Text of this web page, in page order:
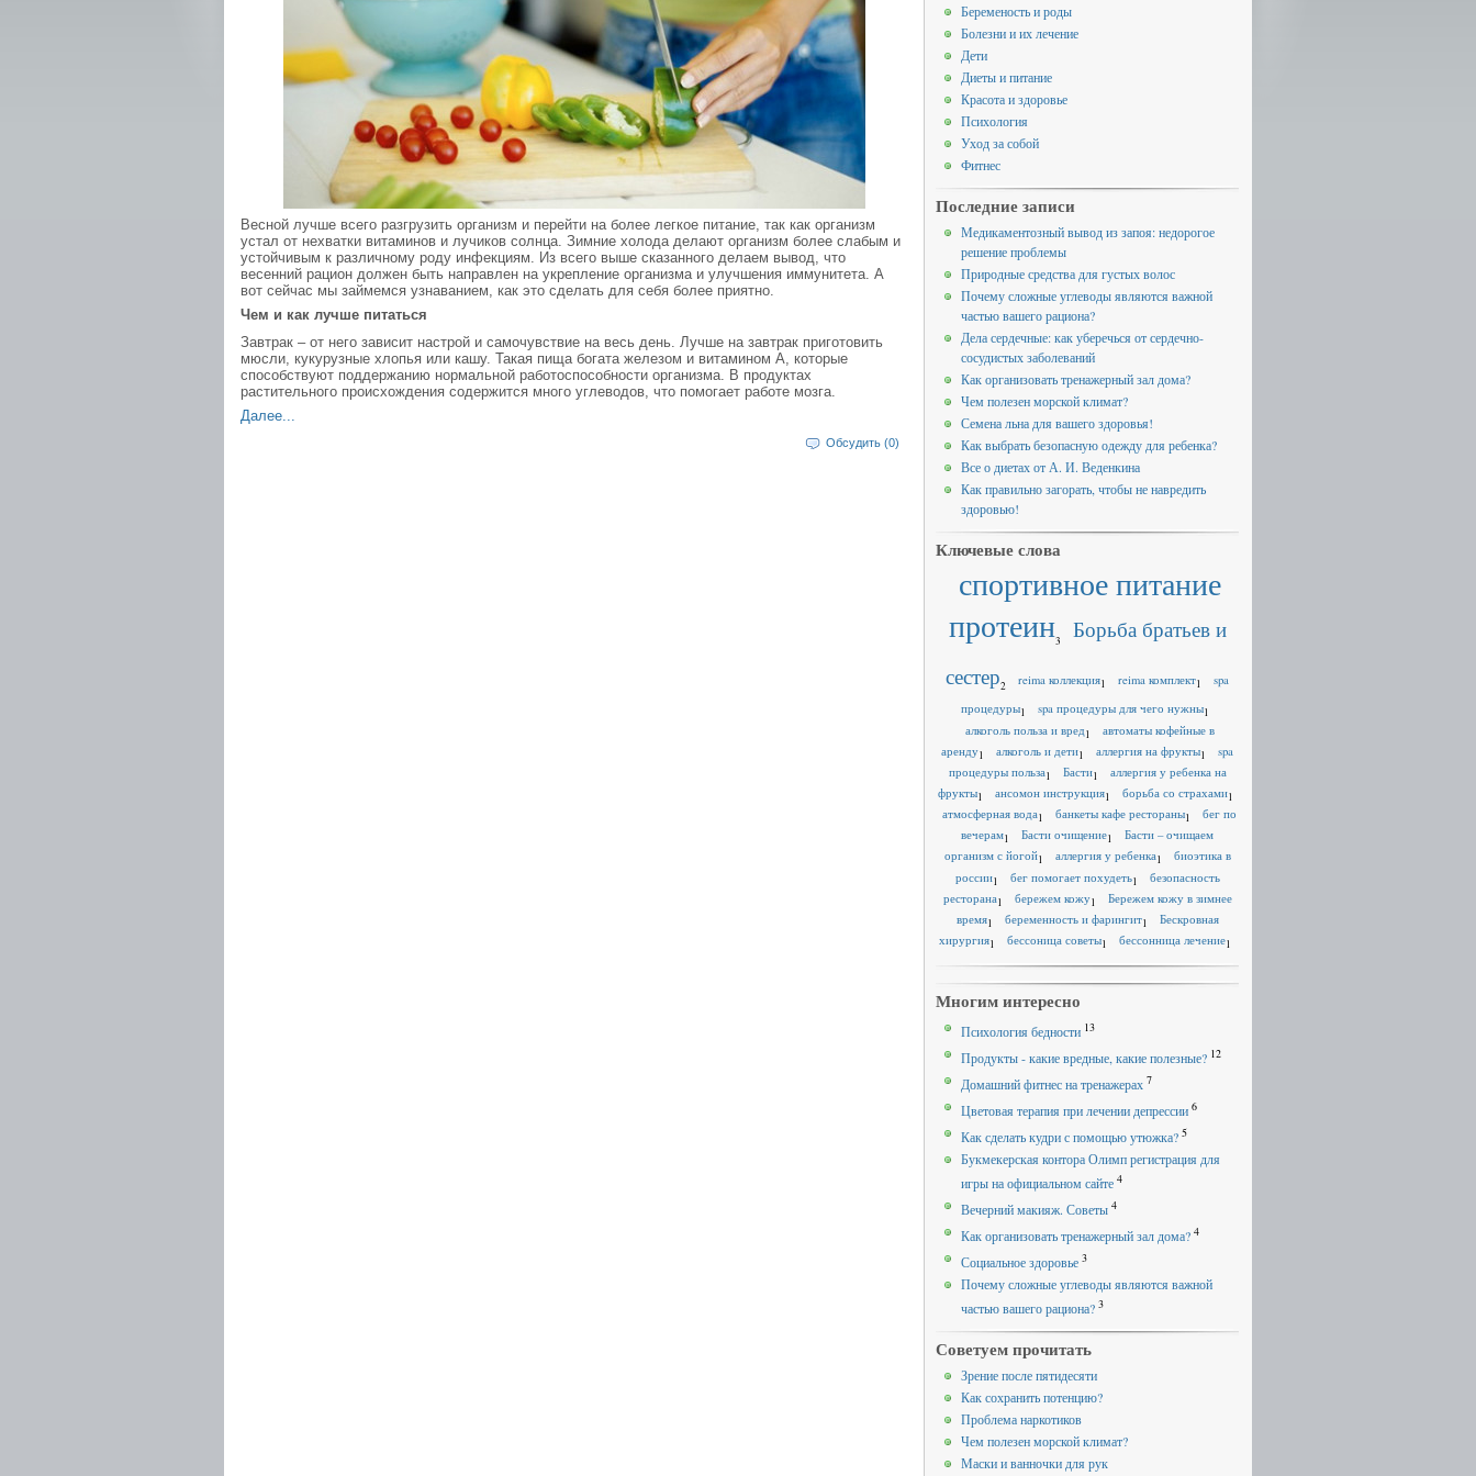
Весной лучше всего разгрузить организм и перейти на более легкое питание, так как организм
устал от нехватки витаминов и лучиков солнца. Зимние холода делают организм более слабым и
устойчивым к различному роду инфекциям. Из всего выше сказанного делаем вывод, что
весенний рацион должен быть направлен на укрепление организма и улучшения иммунитета. А
вот сейчас мы займемся узнаванием, как это сделать для себя более приятно.
Чем и как лучше питаться
Завтрак – от него зависит настрой и самочувствие на весь день. Лучше на завтрак приготовить
мюсли, кукурузные хлопья или кашу. Такая пища богата железом и витамином А, которые
способствуют поддержанию нормальной работоспособности организма. В продуктах
растительного происхождения содержится много углеводов, что помогает работе мозга.
Далее...
Обсудить (0)
Беременость и роды
Болезни и их лечение
Дети
Диеты и питание
Красота и здоровье
Психология
Уход за собой
Фитнес
Последние записи
Медикаментозный вывод из запоя: недорогое
решение проблемы
Природные средства для густых волос
Почему сложные углеводы являются важной
частью вашего рациона?
Дела сердечные: как уберечься от сердечно-
сосудистых заболеваний
Как организовать тренажерный зал дома?
Чем полезен морской климат?
Семена льна для вашего здоровья!
Как выбрать безопасную одежду для ребенка?
Все о диетах от А. И. Веденкина
Как правильно загорать, чтобы не навредить
здоровью!
Ключевые слова
спортивное питание
протеин3
Борьба братьев и
сестер2 reima коллекция1 reima комплект1
spa
процедуры1 spa процедуры для чего нужны1
алкоголь польза и вред1
автоматы кофейные в
аренду1 алкоголь и дети1 аллергия на фрукты1
spa
процедуры польза1 Басти1
аллергия у ребенка на
фрукты1 ансомон инструкция1 борьба со страхами1
атмосферная вода1 банкеты кафе рестораны1
бег по
вечерам1 Басти очищение1
Басти – очищаем
организм с йогой1 аллергия у ребенка1
биоэтика в
россии1 бег помогает похудеть1
безопасность
ресторана1 бережем кожу1
Бережем кожу в зимнее
время1 беременность и фарингит1
Бескровная
хирургия1 бессоница советы1 бессонница лечение1
Многим интересно
Психология бедности 13
Продукты - какие вредные, какие полезные? 12
Домашний фитнес на тренажерах 7
Цветовая терапия при лечении депрессии 6
Как сделать кудри с помощью утюжка? 5
Букмекерская контора Олимп регистрация для
игры на официальном сайте 4
Вечерний макияж. Советы 4
Как организовать тренажерный зал дома? 4
Социальное здоровье 3
Почему сложные углеводы являются важной
частью вашего рациона? 3
Советуем прочитать
Зрение после пятидесяти
Как сохранить потенцию?
Проблема наркотиков
Чем полезен морской климат?
Маски и ванночки для рук